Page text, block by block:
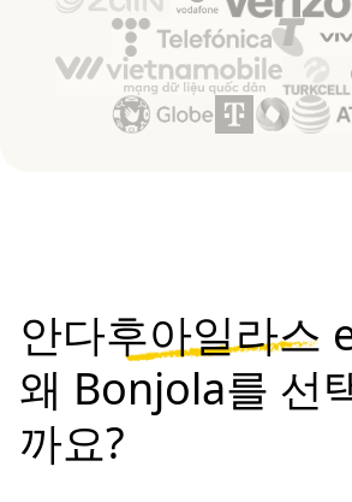
안다후아일라스
왜 Bonjola를 선
까요?